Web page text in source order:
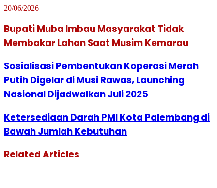
20/06/2026
Bupati Muba Imbau Masyarakat Tidak
Membakar Lahan Saat Musim Kemarau
Sosialisasi Pembentukan Koperasi Merah
Putih Digelar di Musi Rawas, Launching
Nasional Dijadwalkan Juli 2025
Ketersediaan Darah PMI Kota Palembang di
Bawah Jumlah Kebutuhan
Related Articles